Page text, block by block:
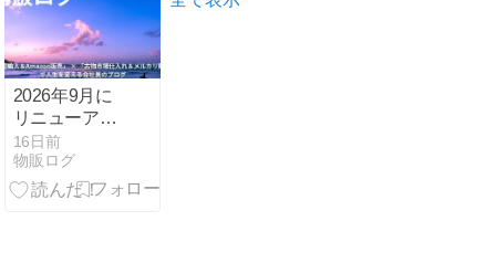
介
2026年9月に
リニューアル
します
16日前
物販ログ